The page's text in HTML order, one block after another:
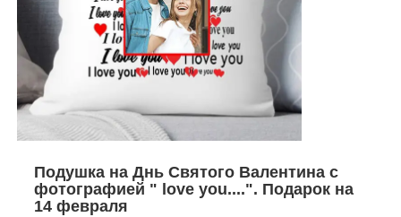
Подушка на Днь Святого Валентина с
фотографией " love you....". Подарок на
14 февраля